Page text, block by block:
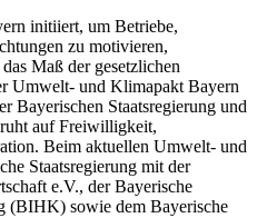
initiiert, um Betriebe,
zu motivieren,
Maß der gesetzlichen
Umwelt- und Klimapakt Bayern
Bayerischen Staatsregierung und
auf Freiwilligkeit,
Beim aktuellen Umwelt- und
Staatsregierung mit der
e.V., der Bayerische
(BIHK) sowie dem Bayerische